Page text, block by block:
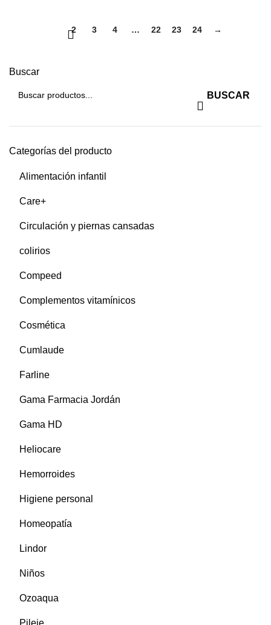
Buscar
BUSCAR
Categorías del producto
Alimentación infantil
Care+
Circulación y piernas cansadas
colirios
Compeed
Complementos vitamínicos
Cosmética
Cumlaude
Farline
Gama Farmacia Jordán
Gama HD
Heliocare
Hemorroides
Higiene personal
Homeopatía
Lindor
Niños
Ozoaqua
2 3 4 … 22 23 24 →